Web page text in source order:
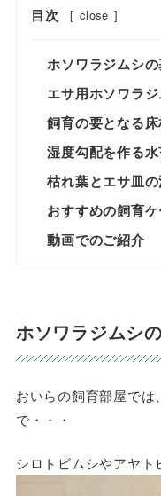
目次 [ close ]
ホソワラジムシ
エサ用ホソワラ
飼育の要となる
湿度勾配を作る
枯れ葉とエサ皿
おすすめの飼育
動画でのご紹介
ホソワラジムシ
おいらの飼育部屋で
で・・・
シロトビムシやアヤ